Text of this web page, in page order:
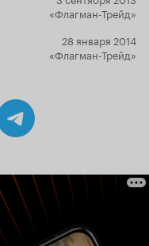
«Флагман-Трейд»
28 января 2014
«Флагман-Трейд»